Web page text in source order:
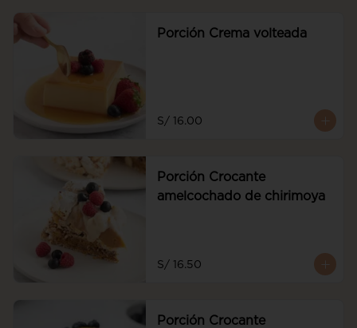
Porción Crema volteada
S/ 16.00
Porción Crocante
amelcochado de chirimoya
S/ 16.50
Porción Crocante